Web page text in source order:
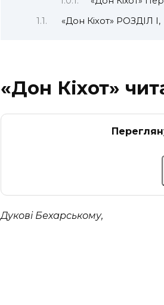
«Дон Кіхот» РОЗДІЛ І,
«Дон Кіхот»
Дукові Бехарському,